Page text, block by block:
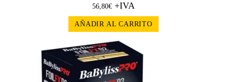
56,80€ +IVA
AÑADIR AL CARRITO